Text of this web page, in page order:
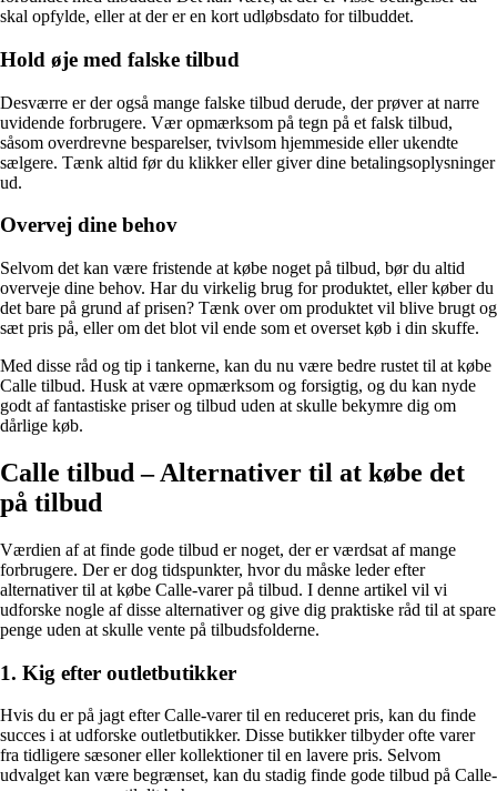
skal opfylde, eller at der er en kort udløbsdato for tilbuddet.
Hold øje med falske tilbud
Desværre er der også mange falske tilbud derude, der prøver at narre
uvidende forbrugere. Vær opmærksom på tegn på et falsk tilbud,
såsom overdrevne besparelser, tvivlsom hjemmeside eller ukendte
sælgere. Tænk altid før du klikker eller giver dine betalingsoplysninger
ud.
Overvej dine behov
Selvom det kan være fristende at købe noget på tilbud, bør du altid
overveje dine behov. Har du virkelig brug for produktet, eller køber du
det bare på grund af prisen? Tænk over om produktet vil blive brugt og
sæt pris på, eller om det blot vil ende som et overset køb i din skuffe.
Med disse råd og tip i tankerne, kan du nu være bedre rustet til at købe
Calle tilbud. Husk at være opmærksom og forsigtig, og du kan nyde
godt af fantastiske priser og tilbud uden at skulle bekymre dig om
dårlige køb.
Calle tilbud – Alternativer til at købe det
på tilbud
Værdien af at finde gode tilbud er noget, der er værdsat af mange
forbrugere. Der er dog tidspunkter, hvor du måske leder efter
alternativer til at købe Calle-varer på tilbud. I denne artikel vil vi
udforske nogle af disse alternativer og give dig praktiske råd til at spare
penge uden at skulle vente på tilbudsfolderne.
1. Kig efter outletbutikker
Hvis du er på jagt efter Calle-varer til en reduceret pris, kan du finde
succes i at udforske outletbutikker. Disse butikker tilbyder ofte varer
fra tidligere sæsoner eller kollektioner til en lavere pris. Selvom
udvalget kan være begrænset, kan du stadig finde gode tilbud på Calle-